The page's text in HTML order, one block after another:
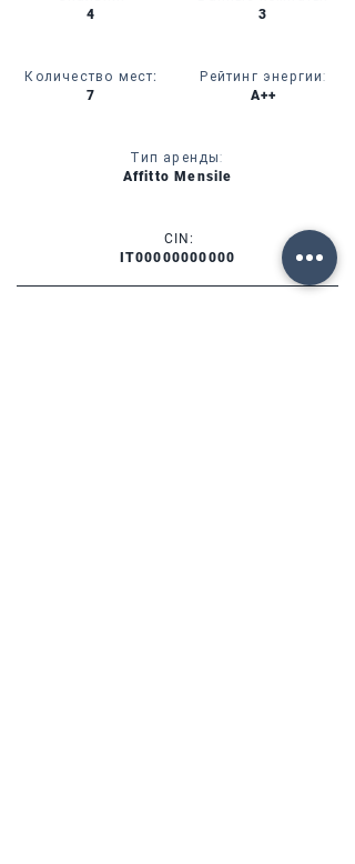
4
Количество мест:
7
3
Рейтинг энергии:
A++
Тип аренды:
Affitto Mensile
CIN:
IT00000000000